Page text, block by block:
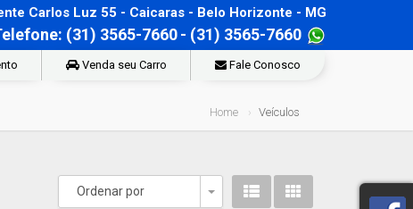
Carlos Luz 55 - Caicaras - Belo Horizonte - MG
(31) 3565-7660- (31) 3565-7660
Venda seu Carro Fale Conosco
Home Veículos
Ordenar por
Toggle Dropdown